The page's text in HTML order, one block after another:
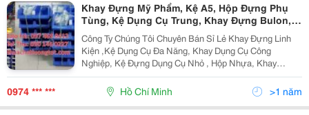
Khay Đựng Mỹ Phẩm, Kệ A5, Hộp Đựng Phụ
Tùng, Kệ Dụng Cụ Trung, Khay Đựng Bulon,
Khay Nhựa, Kệ Cỡ Đại Duy Tân, Hộp Nhựa, Kệ
Dụng Cụ, Khay Linh Kiện, Hộp Nhựa A5 A6 A8
Kệ Đựng Phụ Kiện Duy Tân, Kệ Nhựa Cỡ Đại,
Công Ty Chúng Tôi Chuyên Bán Sỉ Lẻ Khay Đựng Linh
Kiện ,Kệ Dụng Cụ Đa Năng, Khay Dụng Cụ Công
Nghiệp, Kệ Đựng Dụng Cụ Nhỏ , Hộp Nhựa, Khay
Nhựa, Được Sản Xuất Từ Nhựa Nguyên Chất Nhập
Khẩu Đem Lại Đồ Bền Cao, Cứng Cáp, Không Bị Cong
Vênh Khi Để Đồ...
0974 *** *** Hồ Chí Minh >1 năm